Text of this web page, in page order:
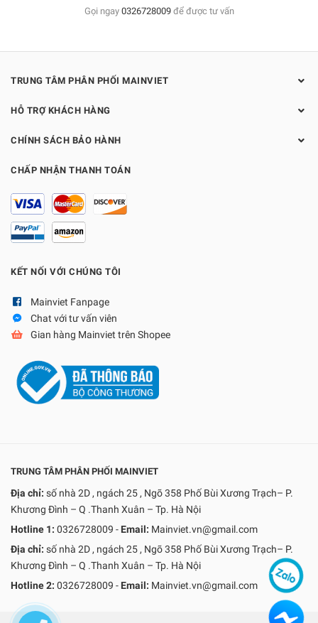
Gọi ngay 0326728009để được tư vấn
TRUNG TÂM PHÂN PHỐI MAINVIET
HỖ TRỢ KHÁCH HÀNG
CHÍNH SÁCH BẢO HÀNH
CHẤP NHẬN THANH TOÁN
KẾT NỐI VỚI CHÚNG TÔI
Mainviet Fanpage
Chat với tư vấn viên
Gian hàng Mainviet trên Shopee
TRUNG TÂM PHÂN PHỐI MAINVIET
Địa chỉ: số nhà 2D , ngách 25 , Ngõ 358 Phố Bùi Xương Trạch– P.
Khương Đình – Q .Thanh Xuân – Tp. Hà Nội
Hotline 1: 0326728009 - Email: Mainviet.vn@gmail.com
Địa chỉ: số nhà 2D , ngách 25 , Ngõ 358 Phố Bùi Xương Trạch– P.
Khương Đình – Q .Thanh Xuân – Tp. Hà Nội
Hotline 2: 0326728009 - Email: Mainviet.vn@gmail.com